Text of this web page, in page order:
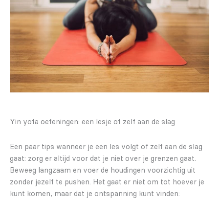
Yin yofa oefeningen: een lesje of zelf aan de slag
Een paar tips wanneer je een les volgt of zelf aan de slag
gaat: zorg er altijd voor dat je niet over je grenzen gaat.
Beweeg langzaam en voer de houdingen voorzichtig uit
zonder jezelf te pushen. Het gaat er niet om tot hoever je
kunt komen, maar dat je ontspanning kunt vinden: